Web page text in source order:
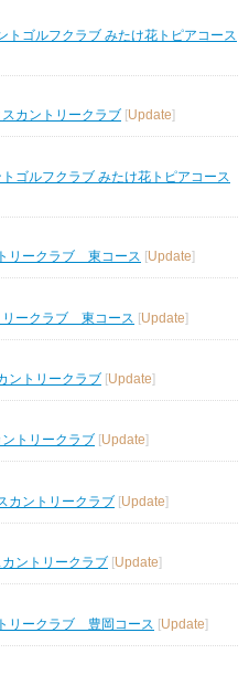
トゴルフクラブ みたけ花トピアコース
スカントリークラブ [Update]
ゴルフクラブ みたけ花トピアコース
リークラブ 東コース [Update]
リークラブ 東コース [Update]
ントリークラブ [Update]
ントリークラブ
Update
カントリークラブ [Update]
カントリークラブ
Update
リークラブ 豊岡コース [Update]